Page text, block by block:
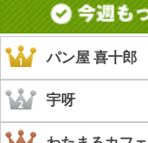
パン屋 喜十郎
宇呀